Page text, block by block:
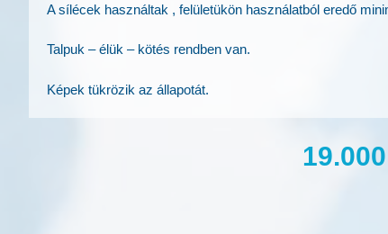
A sílécek használtak , felületükön használatból eredő
Talpuk – élük – kötés rendben van.
Képek tükrözik az állapotát.
19.000